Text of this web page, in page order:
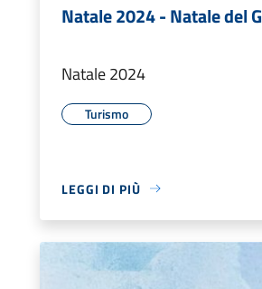
Natale 2024 - Natale del
Natale 2024
Turismo
LEGGI DI PIÙ